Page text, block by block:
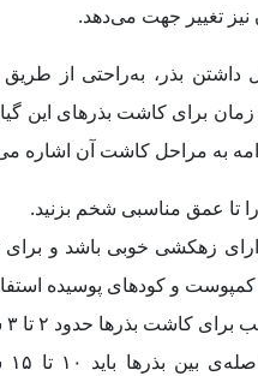
تغییر جهت می‌دهد.
داشتن بذر، به‌راحتی از طریق
برای کاشت بذرهای این
به مراحل کاشت آن اشاره
را تا عمق مناسبی شخم بزنید.
زهکشی خوبی باشد و برای
و کودهای پوسیده